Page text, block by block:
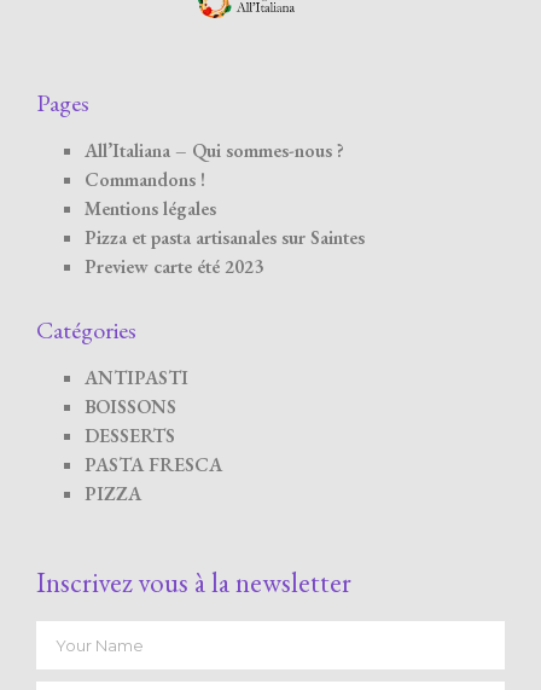
Pages
All’Italiana – Qui sommes-nous ?
Commandons !
Mentions légales
Pizza et pasta artisanales sur Saintes
Preview carte été 2023
Catégories
ANTIPASTI
BOISSONS
DESSERTS
PASTA FRESCA
PIZZA
Inscrivez vous à la newsletter